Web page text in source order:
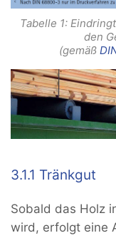
Tabelle 1:
den
(gemäß
3.1.1 Tränkgut
Sobald das Holz
wird, erfolgt eine